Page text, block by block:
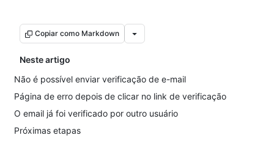
Copiar como Markdown
Neste artigo
Não é possível enviar verificação de e-mail
Página de erro depois de clicar no link de verificação
O email já foi verificado por outro usuário
Próximas etapas